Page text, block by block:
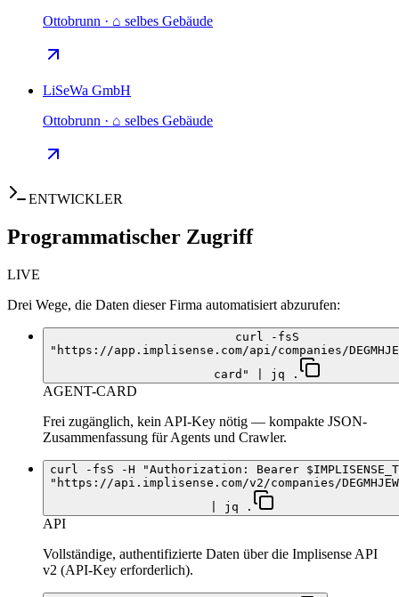
Ottobrunn · ⌂ selbes Gebäude
LiSeWa GmbH
Ottobrunn · ⌂ selbes Gebäude
ENTWICKLER
Programmatischer Zugriff
LIVE
Drei Wege, die Daten dieser Firma automatisiert abzurufen:
curl -fsS
"https://app.implisense.com/api/companies/
card" | jq .
AGENT-CARD
Frei zugänglich, kein API-Key nötig — kompakte JSON-
Zusammenfassung für Agents und Crawler.
curl -fsS -H "Authorization: Bearer
"https://api.implisense.com/v2/companies/
| jq .
API
Vollständige, authentifizierte Daten über die Implisense API
v2 (API-Key erforderlich).